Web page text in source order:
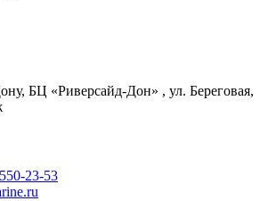
БЦ «Риверсайд-Дон» , ул. Береговая,
23-53